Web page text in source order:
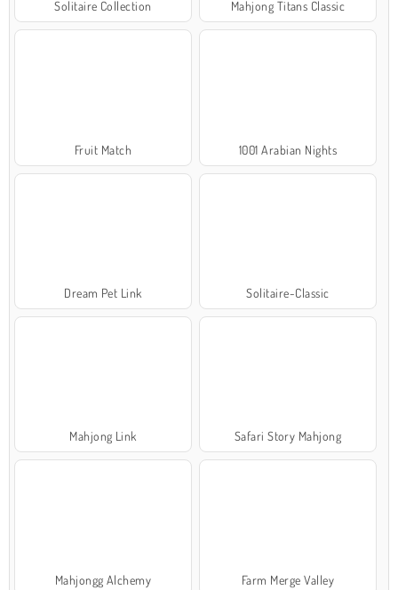
Solitaire Collection Mahjong Titans Classic
Fruit Match 1001 Arabian Nights
Dream Pet Link Solitaire-Classic
Mahjong Link Safari Story Mahjong
Mahjongg Alchemy Farm Merge Valley